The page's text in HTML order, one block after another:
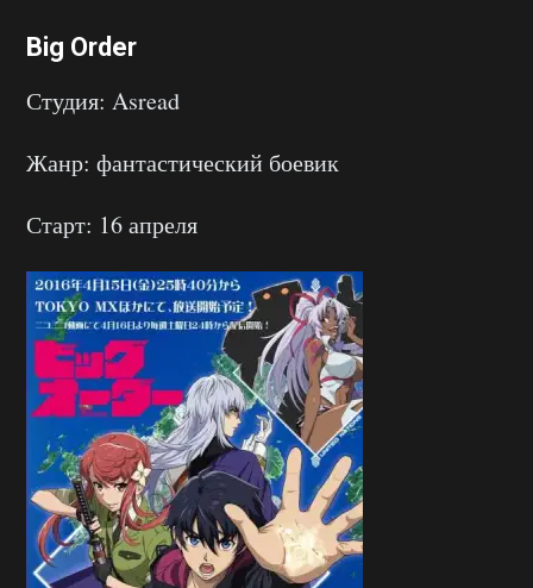
Big Order
Студия: Asread
Жанр: фантастический боевик
Старт: 16 апреля